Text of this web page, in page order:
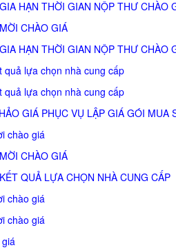
HẠN THỜI GIAN NỘP THƯ CHÀO
CHÀO GIÁ
HẠN THỜI GIAN NỘP THƯ CHÀO
quả lựa chọn nhà cung cấp
quả lựa chọn nhà cung cấp
GIÁ PHỤC VỤ LẬP GIÁ GÓI MUA
chào giá
CHÀO GIÁ
QUẢ LỰA CHỌN NHÀ CUNG CẤP
chào giá
chào giá